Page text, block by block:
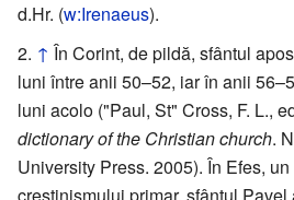
d.Hr. (w:Irenaeus).
↑ În Corint, de pildă, sfântul
luni între anii 50–52, iar în anii
luni acolo ("Paul, St" Cross, F. L.,
dictionary of the Christian church.
University Press. 2005). În Efes,